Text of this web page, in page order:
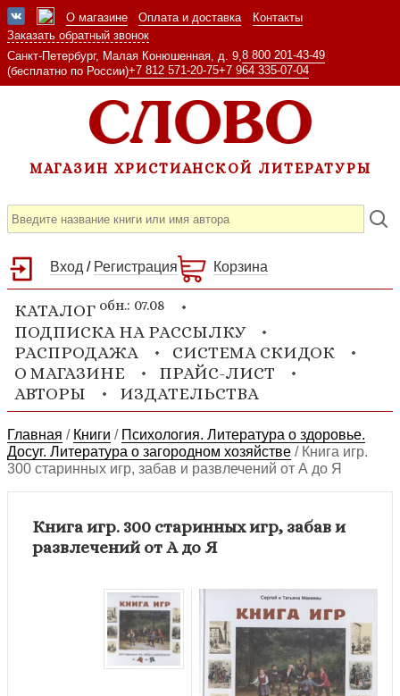
О магазине Оплата и доставка
Контакты
Заказать обратный звонок
Санкт-Петербург, Малая Конюшенная, д. 9, 8 800 201-43-49
(бесплатно по России)+7 812 571-20-75+7 964 335-07-04
МАГАЗИН ХРИСТИАНСКОЙ ЛИТЕРАТУРЫ
Вход / Регистрация Корзина
КАТАЛОГ обн.: 07.08
ПОДПИСКА НА РАССЫЛКУ
РАСПРОДАЖА
СИСТЕМА СКИДОК
О МАГАЗИНЕ
ПРАЙС-ЛИСТ
АВТОРЫ
ИЗДАТЕЛЬСТВА
Главная / Книги / Психология. Литература о здоровье.
Досуг. Литература о загородном хозяйстве / Книга игр.
300 старинных игр, забав и развлечений от А до Я
Книга игр. 300 старинных игр, забав и
развлечений от А до Я